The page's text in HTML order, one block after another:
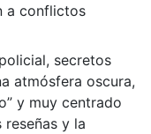
a conflictos
secretos
atmósfera oscura,
y muy centrado
y la